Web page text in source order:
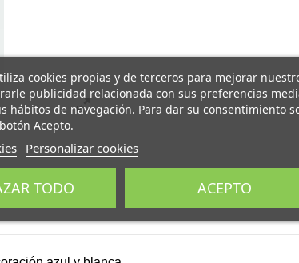
cookies propias y de terceros para mejorar
publicidad relacionada con sus preferencias
hábitos de navegación. Para dar su consentimiento
Acepto.
Personalizar cookies
TODO ACEPTO